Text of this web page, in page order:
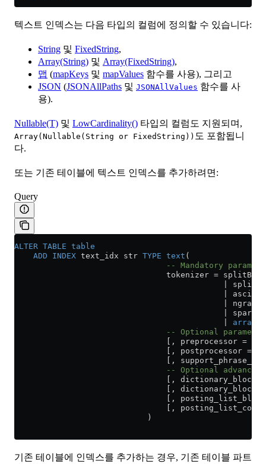
텍스트 인덱스는 다음 타입의 컬럼에 정의할 수 있습니다:
String 및 FixedString,
Array(String) 및 Array(FixedString),
맵 (mapKeys 및 mapValues 함수를 사용), 그리고
JSON (JSONAllPaths 및 JSONAllValues 함수를 사
용).
Nullable(T) 및 LowCardinality() 타입의 컬럼도 지원되며,
Array(Nullable(String or FixedString)) 도 포함됩니
다.
또는 기존 테이블에 텍스트 인덱스를 추가하려면:
Query
ALTER TABLE table
    ADD
INDEX text_idx str TYPE text (
-- Mandatory
                                tokenizer
=
|
|
|
|
array
-- Optional
[, preprocessor =
[, postprocessor =
[,
-- Optional advanced
[,
[,
[,
[,
                            )
기존 테이블에 인덱스를 추가하는 경우, 기존 테이블 파트